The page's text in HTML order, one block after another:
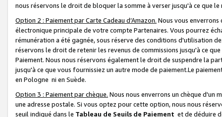
nous réservons le droit de bloquer la somme à verser jusqu'à ce que
Option 2 : Paiement par Carte Cadeau d’Amazon. Nous vous
électronique principale de votre compte Partenaires. Vous pourrez
rémunération a été gagnée, sous réserve des conditions d'utilisation
réservons le droit de retenir les revenus de commissions jusqu'à ce
Paiement. Nous nous réservons également le droit de suspendre la
jusqu'à ce que vous fournissiez un autre mode de paiement.Le
en Pologne ni en Suède.
Option 3 : Paiement par chèque. Nous nous enverrons un chèque d'un
une adresse postale. Si vous optez pour cette option, nous nous
seuil indiqué dans le Tableau de Seuils de Paiement et de déduire